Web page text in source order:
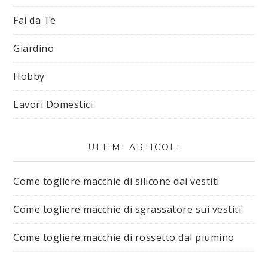
Fai da Te
Giardino
Hobby
Lavori Domestici
ULTIMI ARTICOLI
Come togliere macchie di silicone dai vestiti​
Come togliere macchie di sgrassatore sui vestiti​
Come togliere macchie di rossetto dal piumino​